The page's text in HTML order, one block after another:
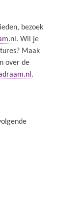
bezoek
. Wil je
Maak
over de
.